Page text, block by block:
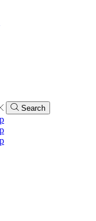
Search